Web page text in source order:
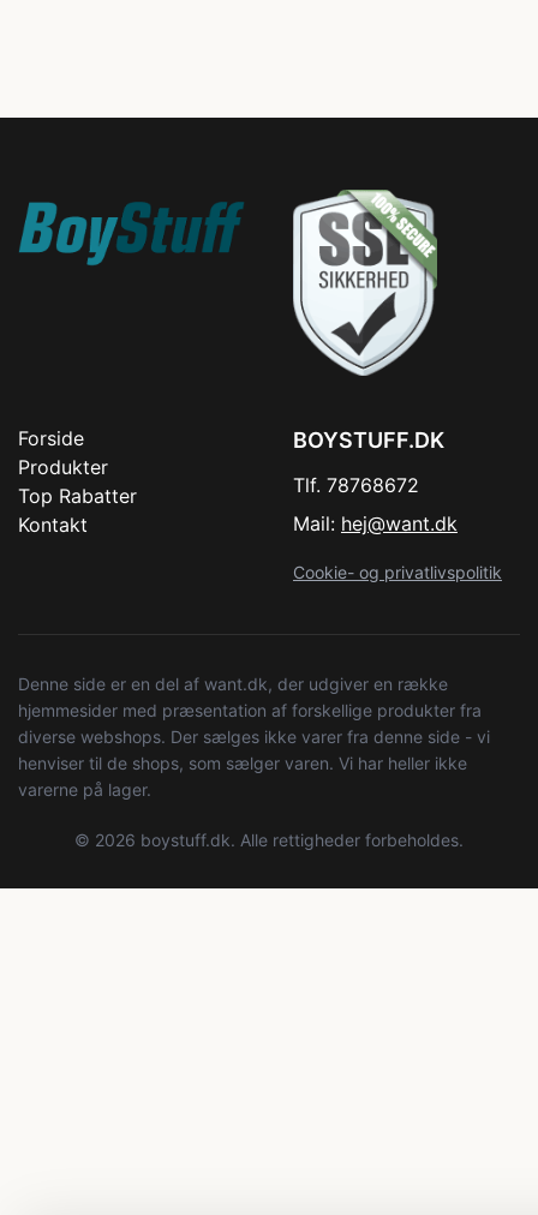
Forside
Produkter
Top Rabatter
Kontakt
BOYSTUFF.DK
Tlf. 78768672
Mail: hej@want.dk
Cookie- og privatlivspolitik
Denne side er en del af want.dk, der udgiver en række
hjemmesider med præsentation af forskellige produkter fra
diverse webshops. Der sælges ikke varer fra denne side - vi
henviser til de shops, som sælger varen. Vi har heller ikke
varerne på lager.
© 2026 boystuff.dk. Alle rettigheder forbeholdes.